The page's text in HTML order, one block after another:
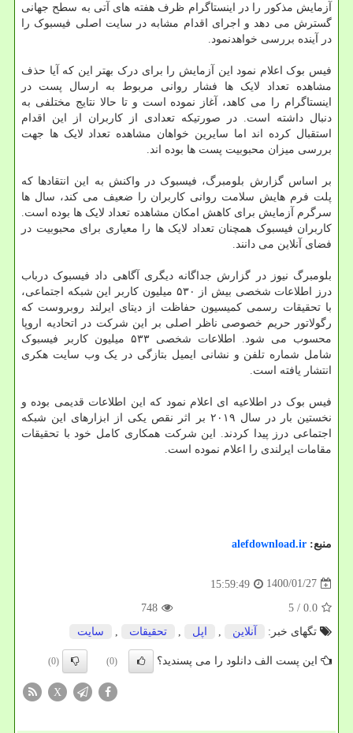
آزمایش مذکور را در اینستاگرام ظرف هفته های آتی به سطح جهانی
گسترش می دهد و اجرای اقدام مشابه در سایت اصلی فیسبوک را
در آینده بررسی خواهدنمود.
فیس بوک اعلام نمود این آزمایش را برای درک بهتر این که آیا حذف
مشاهده تعداد لایک ها فشار روانی مربوط به ارسال پست در
اینستاگرام را می کاهد، آغاز نموده است و تا حالا نتایج مختلفی به
دنبال داشته است. در صورتیکه تعدادی از کاربران از این اقدام
استقبال کرده اند اما سایرین خواهان مشاهده تعداد لایک ها جهت
بررسی میزان محبوبیت پست ها بوده اند.
بر اساس گزارش بلومبرگ، فیسبوک در واکنش به این انتقادها که
پلت فرم هایش سلامت روانی کاربران را ضعیف می کند، سال ها
سرگرم آزمایش برای کاهش امکان مشاهده تعداد لایک ها بوده است.
کاربران فیسبوک همچنان تعداد لایک ها را معیاری برای محبوبیت در
فضای آنلاین می دانند.
بلومبرگ نیوز در گزارش جداگانه دیگری آگاهی داد فیسبوک درباب
درز اطلاعات شخصی بیش از ۵۳۰ میلیون کاربر این شبکه اجتماعی،
با تحقیقات رسمی کمیسیون حفاظت از دیتای ایرلند روبروست که
رگولاتور حریم خصوصی ناظر اصلی بر این شرکت در اتحادیه اروپا
محسوب می شود. اطلاعات شخصی ۵۳۳ میلیون کاربر فیسبوک
شامل شماره تلفن و نشانی ایمیل بتازگی در یک وب سایت هکری
انتشار یافته است.
فیس بوک در اطلاعیه ای اعلام نمود که این اطلاعات قدیمی بوده و
نخستین بار در سال ۲۰۱۹ بر اثر نقص یکی از ابزارهای این شبکه
اجتماعی درز پیدا کردند. این شرکت همکاری کامل خود با تحقیقات
مقامات ایرلندی را اعلام نموده است.
منبع: alefdownload.ir
1400/01/27
15:59:49
0.0
/ 5
748
تگهای خبر:
آنلاین اپل تحقیقات سایت
این پست الف دانلود را می پسندید؟ (0)
(0)
X